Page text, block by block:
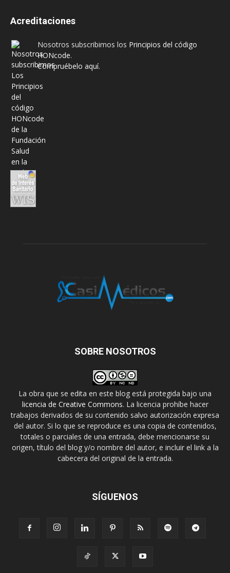
Acreditaciones
Nosotros subscribimos los Principios del código
HONcode.
Compruébelo aquí.
SOBRE NOSOTROS
La obra que se edita en este blog está protegida bajo una
licencia de Creative Commons. La licencia prohíbe hacer
trabajos derivados de su contenido salvo autorización expresa
del autor. Si lo que se reproduce es una copia de contenidos,
totales o parciales de una entrada, debe mencionarse su
origen, título del blog y/o nombre del autor, e incluir el link a la
cabecera del original de la entrada.
SÍGUENOS